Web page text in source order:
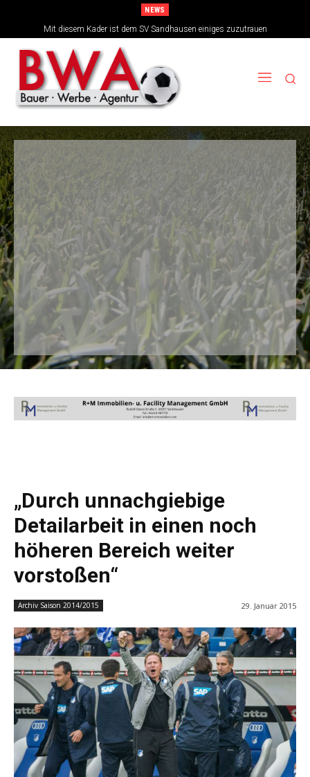
NEWS
Mit diesem Kader ist dem SV Sandhausen einiges zuzutrauen
TSG-Erfolgsarchitekten sehen sich für den Tanz auf drei Hochzeiten gut
aufgestellt
„Durch unnachgiebige
Detailarbeit in einen noch
höheren Bereich weiter
vorstoßen“
Archiv Saison 2014/2015 29. Januar 2015